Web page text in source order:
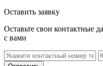
Оставить заявку
Оставьте свои контактные
с вами